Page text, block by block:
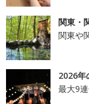
関東・
関東や
2026年
最大9